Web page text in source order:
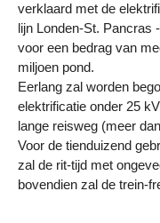
verklaard met de
lijn Londen-St. Pancras
voor een bedrag van
miljoen pond.
Eerlang zal worden
elektrificatie onder 25
lange reisweg (meer
Voor de tienduizend
zal de rit-tijd met
bovendien zal de trein-